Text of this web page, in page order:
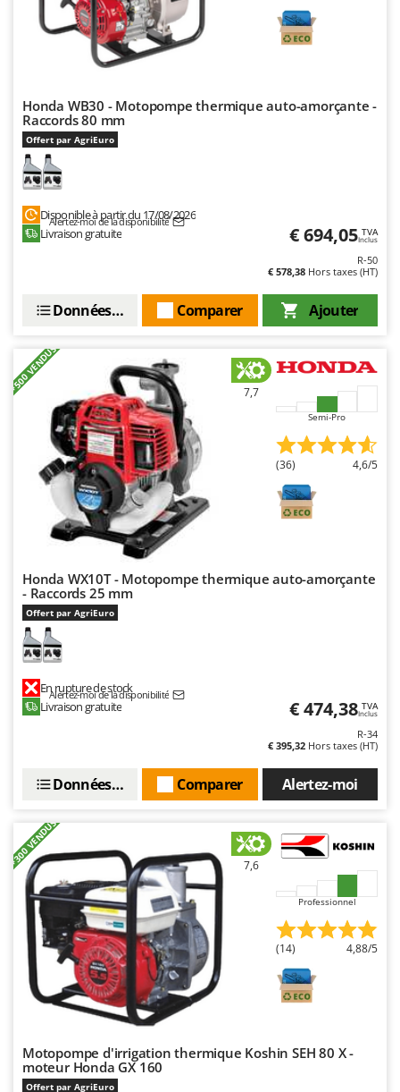
Honda WB30 - Motopompe thermique auto-amorçante -
Raccords 80 mm
Offert par AgriEuro
Disponible à partir du 17/08/2026
Alertez-moi de la disponibilité
Livraison gratuite € 694,05 TVA
Inclus
R-50
€ 578,38 Hors taxes (HT)
Ajouter
Comparer
Données techniques
+500 VENDUS 7,7
Semi-Pro
(36) 4,6/5
Honda WX10T - Motopompe thermique auto-amorçante
- Raccords 25 mm
Offert par AgriEuro
En rupture de stock
Alertez-moi de la disponibilité
Livraison gratuite € 474,38 TVA
Inclus
R-34
€ 395,32 Hors taxes (HT)
Alertez-moi
Comparer
Données techniques
+300 VENDUS 7,6
Professionnel
(14) 4,88/5
Motopompe d'irrigation thermique Koshin SEH 80 X -
moteur Honda GX 160
Offert par AgriEuro